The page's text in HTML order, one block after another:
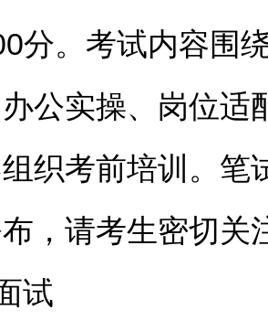
分。考试内容围
公实操、岗位适
织考前培训。笔
，请考生密切关
试